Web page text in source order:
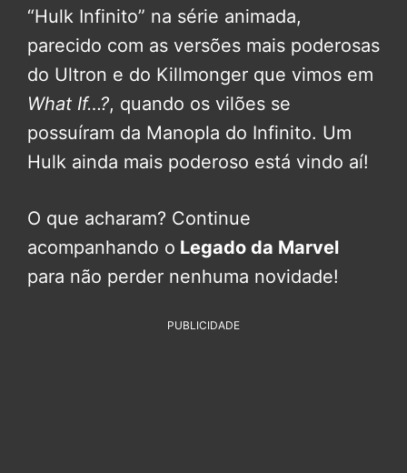
“Hulk Infinito” na série animada,
parecido com as versões mais poderosas
do Ultron e do Killmonger que vimos em
What If…?, quando os vilões se
possuíram da Manopla do Infinito. Um
Hulk ainda mais poderoso está vindo aí!
O que acharam? Continue
acompanhando o Legado da Marvel
para não perder nenhuma novidade!
PUBLICIDADE